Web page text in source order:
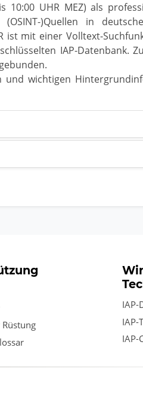
10:00 UHR MEZ) als
)Quellen in
ist mit einer Volltext-
IAP-Datenbank.
und wichtigen
Rüstung
IAP-
IAP-
IAP-